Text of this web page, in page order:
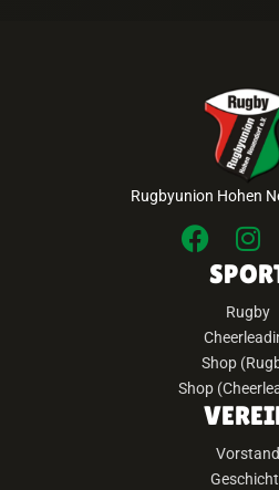
Rugbyunion Hohen
Rugby
Shop
Shop
Vorstand